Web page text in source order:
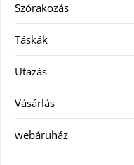
Szórakozás
Táskák
Utazás
Vásárlás
webáruház